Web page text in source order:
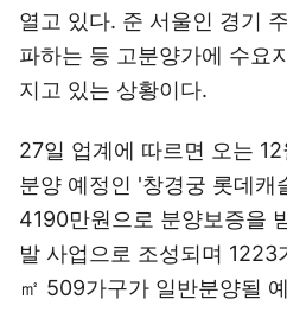
열고 있다. 준 서울인 경기
파하는 등 고분양가에 수요
지고 있는 상황이다.
27일 업계에 따르면 오는
분양 예정인 '창경궁 롯데
4190만원으로 분양보증을
발 사업으로 조성되며 1223
㎡ 509가구가 일반분양될